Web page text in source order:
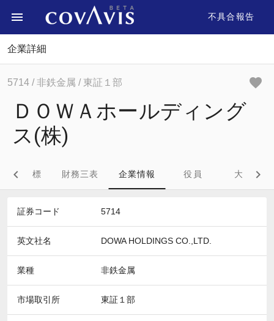
不具合報告
企業詳細
5714 / 非鉄金属 / 東証１部
ＤＯＷＡホールディング
ス(株)
財務指標 財務三表 企業情報 役員 大株主
証券コード 5714
英文社名 DOWA HOLDINGS CO.,LTD.
業種 非鉄金属
市場取引所 東証１部